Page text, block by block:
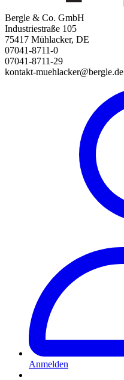
Bergle & Co. GmbH
Industriestraße 105
75417 Mühlacker, DE
07041-8711-0
07041-8711-29
kontakt-muehlacker@bergle.de
Anmelden